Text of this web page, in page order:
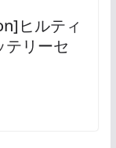
ヒルティ
テリーセ